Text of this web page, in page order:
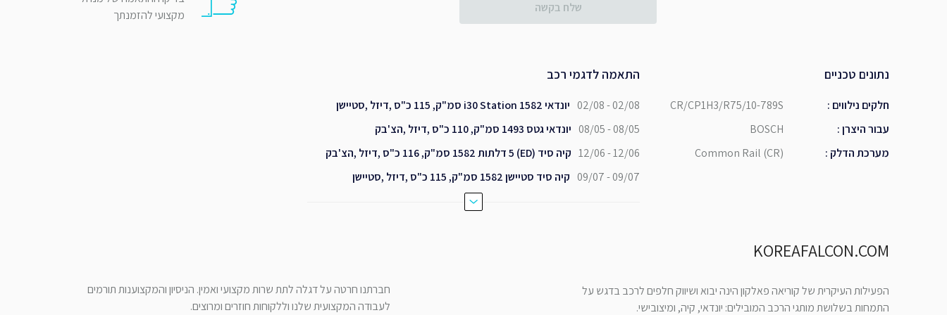
מקצועי להזמנתך
שלח בקשה
התאמה לדגמי רכב
יונדאי i30 Station 1582 סמ"ק, 115 כ"ס ,דיזל ,סטיישן 02/08 - 02/08
יונדאי גטס 1493 סמ"ק, 110 כ"ס ,דיזל ,הצ'בק 08/05 - 08/05
קיה סיד (ED) 5 דלתות 1582 סמ"ק, 116 כ"ס ,דיזל ,הצ'בק 12/06 - 12/06
קיה סיד סטיישן 1582 סמ"ק, 115 כ"ס ,דיזל ,סטיישן 09/07 - 09/07
נתונים טכניים
CR/CP1H3/R75/10-789S : חלקים נילווים
BOSCH
:עבור היצרן
Common Rail (CR)
: מערכת הדלק
חברתנו חרטה על דגלה לתת שרות מקצועי ואמין. הניסיון והמקצוענות תורמים
לעבודה המקצועית שלנו וללקוחות חוזרים ומרוצים.
KOREAFALCON.COM
הפעילות העיקרית של קוריאה פאלקון הינה יבוא ושיווק חלפים לרכב בדגש על
התמחות בשלושת מותגי הרכב המובילים: יונדאי, קיה, ומיצובישי.